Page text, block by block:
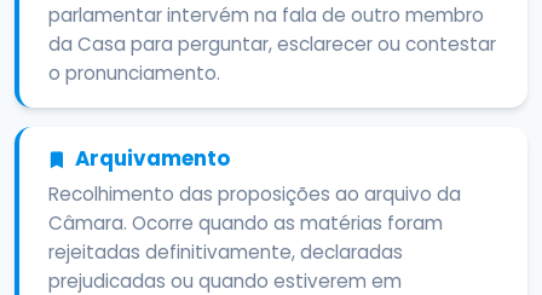
parlamentar intervém na fala de outro membro
da Casa para perguntar, esclarecer ou contestar
o pronunciamento.
Arquivamento
Recolhimento das proposições ao arquivo da
Câmara. Ocorre quando as matérias foram
rejeitadas definitivamente, declaradas
prejudicadas ou quando estiverem em